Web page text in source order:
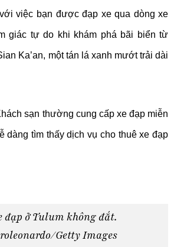
việc bạn được đạp xe qua dòng xe
giác tự do khi khám phá bãi biển từ
Ka’an, một tán lá xanh mướt trải dài
sạn thường cung cấp xe đạp miễn
dàng tìm thấy dịch vụ cho thuê xe đạp
đạp ở Tulum không đắt.
Getty Images